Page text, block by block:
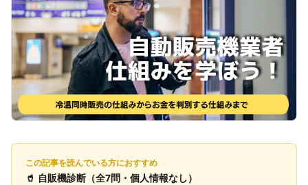
この記事を読んでいる方におすすめ
🥤 自販機診断 （全7問・個人情報なし）